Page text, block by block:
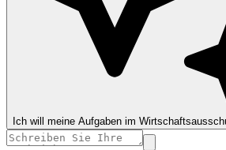
Ich will meine Aufgaben im